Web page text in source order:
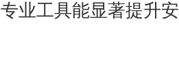
专业工具能显著提升